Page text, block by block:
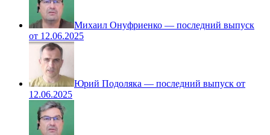
Михаил Онуфриенко — последний выпуск
от 12.06.2025
Юрий Подоляка — последний выпуск от
12.06.2025